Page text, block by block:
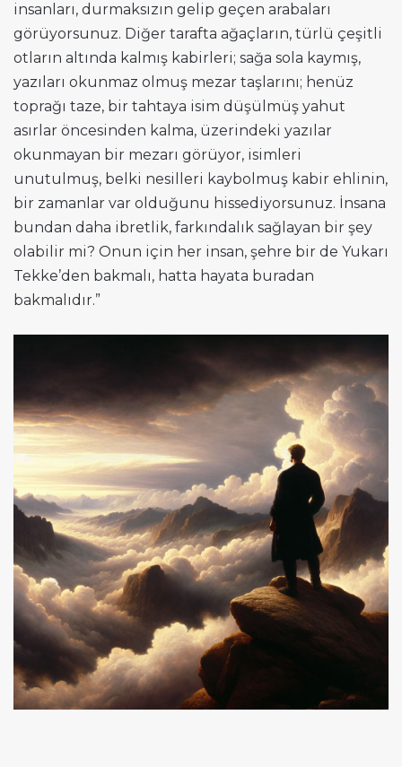
insanları, durmaksızın gelip geçen arabaları
görüyorsunuz. Diğer tarafta ağaçların, türlü çeşitli
otların altında kalmış kabirleri; sağa sola kaymış,
yazıları okunmaz olmuş mezar taşlarını; henüz
toprağı taze, bir tahtaya isim düşülmüş yahut
asırlar öncesinden kalma, üzerindeki yazılar
okunmayan bir mezarı görüyor, isimleri
unutulmuş, belki nesilleri kaybolmuş kabir ehlinin,
bir zamanlar var olduğunu hissediyorsunuz. İnsana
bundan daha ibretlik, farkındalık sağlayan bir şey
olabilir mi? Onun için her insan, şehre bir de Yukarı
Tekke’den bakmalı, hatta hayata buradan
bakmalıdır.”